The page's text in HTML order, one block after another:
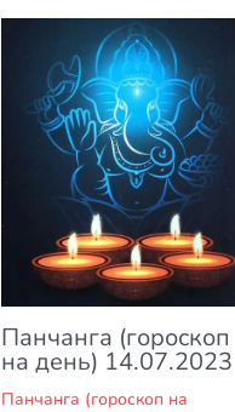
Панчанга (гороскоп
на день) 14.07.2023
Панчанга (гороскоп на